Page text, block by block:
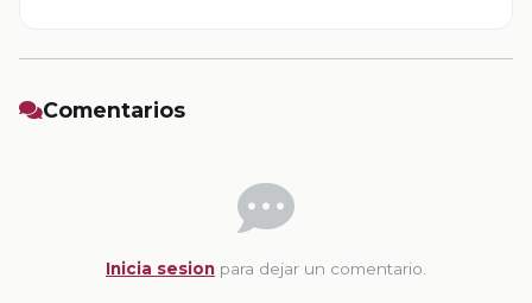
Comentarios
Inicia sesion para dejar un comentario.